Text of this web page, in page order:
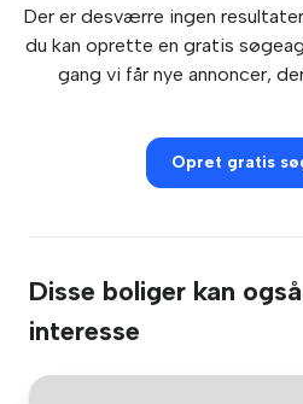
Der er desværre ingen
du kan oprette en gratis
gang vi får nye annoncer,
Opret gratis
Disse boliger kan
interesse